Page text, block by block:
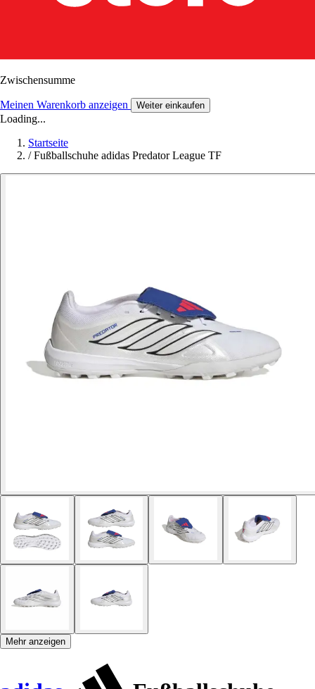
Zwischensumme
Meinen Warenkorb anzeigen Weiter einkaufen
Loading...
Startseite
/ Fußballschuhe adidas Predator League TF
Mehr anzeigen